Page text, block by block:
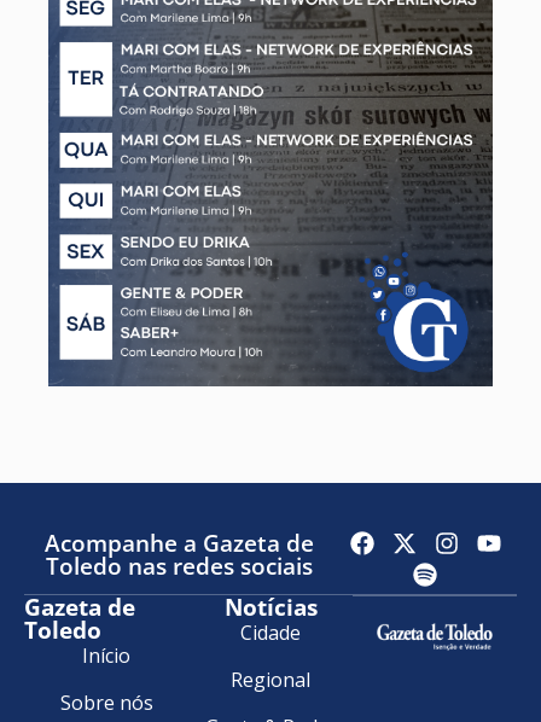
Acompanhe a Gazeta de
Toledo nas redes sociais
Gazeta de
Toledo
Início
Sobre nós
Notícias
Cidade
Regional